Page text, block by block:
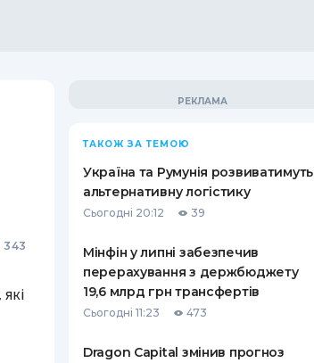
343
ТАКОЖ ЗА ТЕМОЮ
Україна та Румунія розвиватимуть
альтернативну логістику
Сьогодні 20:12 39
Мінфін у липні забезпечив
перерахування з держбюджету
19,6 млрд грн трансфертів
Сьогодні 11:23 473
Dragon Capital змінив прогноз